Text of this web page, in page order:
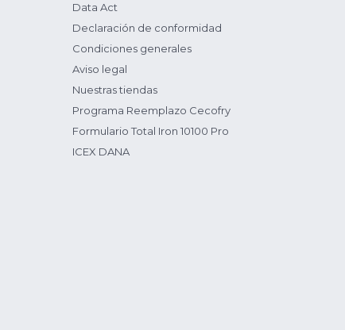
Data Act
Declaración de conformidad
Condiciones generales
Aviso legal
Nuestras tiendas
Programa Reemplazo Cecofry
Formulario Total Iron 10100 Pro
ICEX DANA